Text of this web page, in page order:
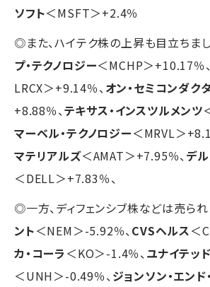
ソフト＜MSFT＞+2.4％
◎また、ハイテク株の上昇も目立ちまし
プ・テクノロジー＜MCHP＞+10.17％、
LRCX＞+9.14％、オン・セミコンダク
+8.88％、テキサス・インスツルメンツ
マーベル・テクノロジー＜MRVL＞
マテリアルズ＜AMAT＞+7.95％、デ
＜DELL＞+7.83％、
◎一方、ディフェンシブ株などは売られ
ント＜NEM＞-5.92％、CVSヘルス＜
カ・コーラ ＜KO＞-1.4％、ユナイテッ
＜UNH＞-0.49％、ジョンソン・エンド